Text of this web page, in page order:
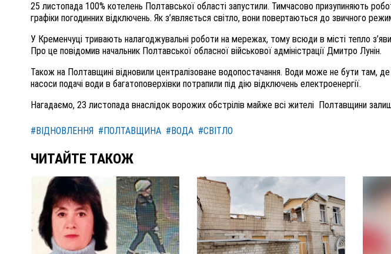
25 листопада 100% котелень Полтавської області запустили. Тимчасово призупиняють
графіки погодинних відключень. Як з’являється світло, вони повертаються до звичного
У Кременчуці тривають налагоджувальні роботи на мережах, тому всюди в місті тепло
Про це повідомив начальник Полтавської обласної військової адміністрації Дмитро Лунін.
Також на Полтавщині відновили централізоване водопостачання. Води може не бути там,
насоси подачі води в багатоповерхівки потрапили під дію відключень електроенергії.
Нагадаємо, 23 листопада внаслідок ворожих обстрілів майже всі жителі Полтавщини
#ВІДНОВЛЕННЯ #ПОЛТАВЩИНА #ВОДА #СВІТЛО
ЧИТАЙТЕ ТАКОЖ